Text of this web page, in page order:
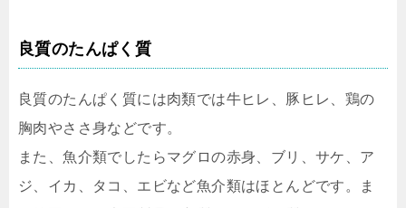
良質のたんぱく質
良質のたんぱく質には肉類では牛ヒレ、豚ヒレ、鶏の
胸肉やささ身などです。
また、魚介類でしたらマグロの赤身、ブリ、サケ、ア
ジ、イカ、タコ、エビなど魚介類はほとんどです。ま